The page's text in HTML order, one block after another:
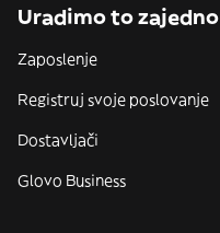
Uradimo to zajedno
Zaposlenje
Registruj svoje poslovanje
Dostavljači
Glovo Business